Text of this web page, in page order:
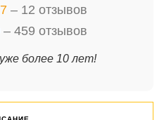
– 12 отзывов
– 459 отзывов
более 10 лет!